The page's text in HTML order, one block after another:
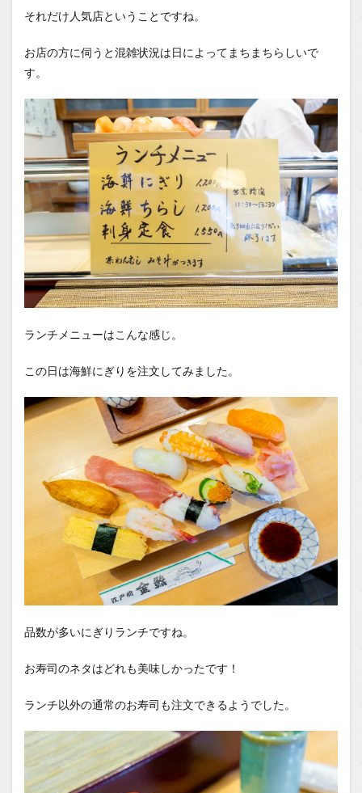
それだけ人気店ということですね。
お店の方に伺うと混雑状況は日によってまちまちらしいで
す。
ランチメニューはこんな感じ。
この日は海鮮にぎりを注文してみました。
品数が多いにぎりランチですね。
お寿司のネタはどれも美味しかったです！
ランチ以外の通常のお寿司も注文できるようでした。